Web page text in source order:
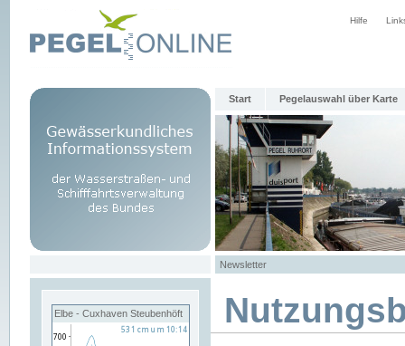
Hilfe
Start Pegelauswahl über Karte
Newsletter
Elbe - Cuxhaven Steubenhöft